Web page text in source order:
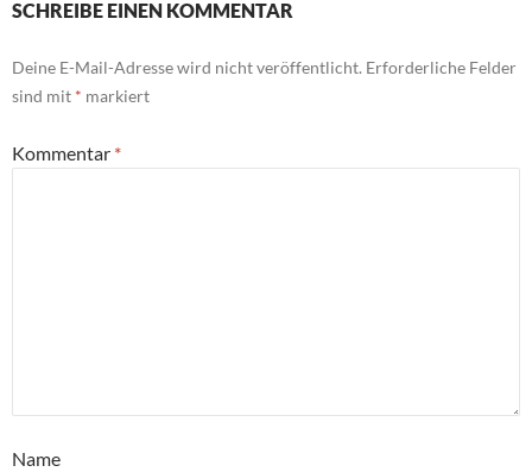
SCHREIBE EINEN KOMMENTAR
Deine E-Mail-Adresse wird nicht veröffentlicht. Erforderliche Felder
sind mit * markiert
Kommentar *
Name